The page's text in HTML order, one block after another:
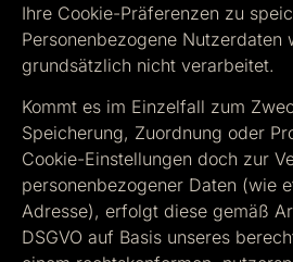
Ihre Cookie-Präferenzen zu
Personenbezogene Nutzerdaten
grundsätzlich nicht verarbeitet.
Kommt es im Einzelfall zum
Speicherung, Zuordnung oder
Cookie-Einstellungen doch zur
personenbezogener Daten (wie
Adresse), erfolgt diese gemäß
DSGVO auf Basis unseres